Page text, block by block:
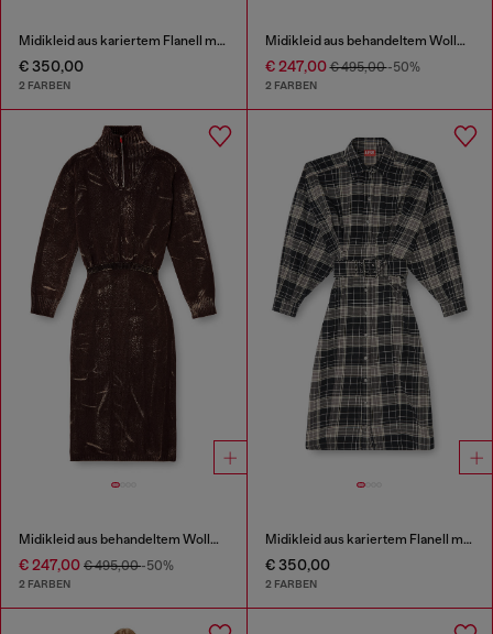
Midikleid aus kariertem Flanell mit breitem Gürtel
€ 350,00
2 FARBEN
Midikleid aus behandeltem Wollmischgewebe-Strick
€ 247,00€ 495,00-50%
2 FARBEN
Midikleid aus behandeltem Wollmischgewebe-Strick
€ 247,00 € 495,00-50%
2 FARBEN
Midikleid aus kariertem Flanell mit breitem Gürtel
€ 350,00
2 FARBEN